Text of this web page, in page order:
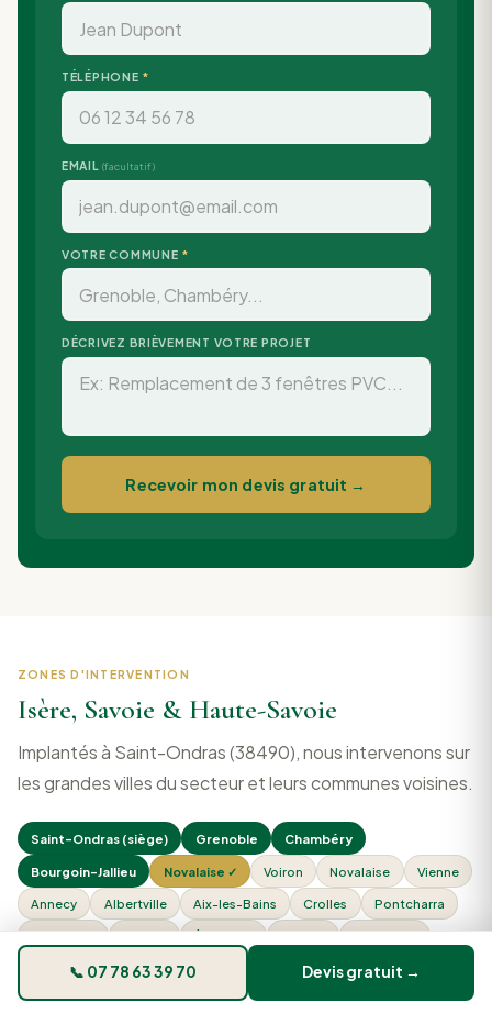
📞 07 78 63 39 70 Devis gratuit →
TÉLÉPHONE *
EMAIL(facultatif)
VOTRE COMMUNE *
DÉCRIVEZ BRIÈVEMENT VOTRE PROJET
Recevoir mon devis gratuit →
ZONES D'INTERVENTION
Isère, Savoie & Haute-Savoie
Implantés à Saint-Ondras (38490), nous intervenons sur
les grandes villes du secteur et leurs communes voisines.
Saint-Ondras (siège) Grenoble Chambéry
Bourgoin-Jallieu Novalaise ✓ Voiron Novalaise Vienne
Annecy Albertville Aix-les-Bains Crolles Pontcharra
Les Abrets Meylan Échirolles Rumilly Bonneville
+ toute l'Isère / Savoie / Haute-Savoie